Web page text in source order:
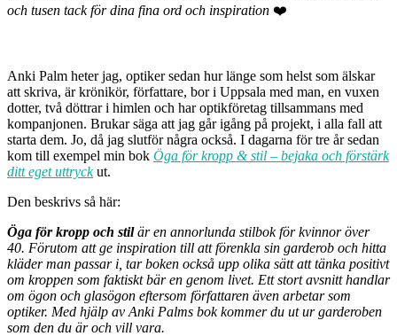
och tusen tack för dina fina ord och inspiration ❤️
Anki Palm heter jag, optiker sedan hur länge som helst som älskar
att skriva, är krönikör, författare, bor i Uppsala med man, en vuxen
dotter, två döttrar i himlen och har optikföretag tillsammans med
kompanjonen. Brukar säga att jag går igång på projekt, i alla fall att
starta dem. Jo, då jag slutför några också. I dagarna för tre år sedan
kom till exempel min bok Öga för kropp & stil – bejaka och förstärk
ditt eget uttryckut.
Den beskrivs så här:
Öga för kropp och stilär en annorlunda stilbok för kvinnor över
40. Förutom att ge inspiration till att förenkla sin garderob och hitta
kläder man passar i, tar boken också upp olika sätt att tänka positivt
om kroppen som faktiskt bär en genom livet. Ett stort avsnitt handlar
om ögon och glasögon eftersom författaren även arbetar som
optiker. Med hjälp av Anki Palms bok kommer du ut ur garderoben
som den du är och vill vara.